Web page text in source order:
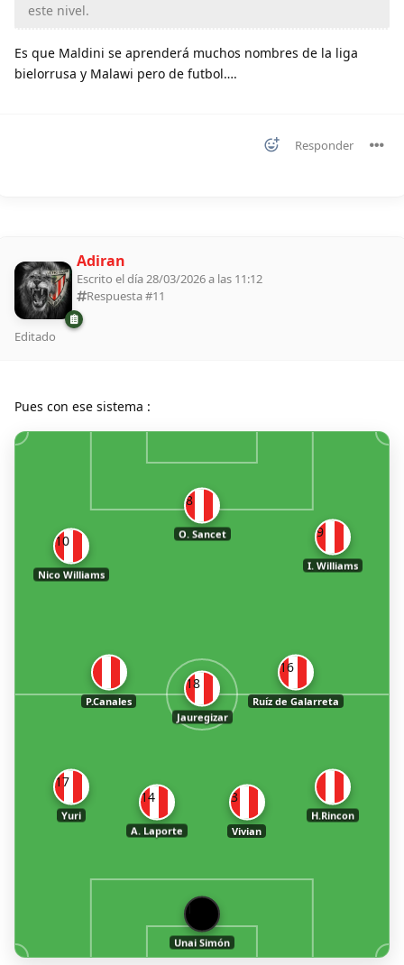
este nivel.
Es que Maldini se aprenderá muchos nombres de la liga
bielorrusa y Malawi pero de futbol….
Responder
Adiran
Escrito el día 28/03/2026 a las 11:12
Respuesta #11
Editado
Pues con ese sistema :
1
Unai Simón
17
Yuri
14
A. Laporte
3
Vivian
H.Rincon
P.Canales
18
Jauregizar
16
Ruíz de Galarreta
10
Nico Williams
8
O. Sancet 9
I. Williams